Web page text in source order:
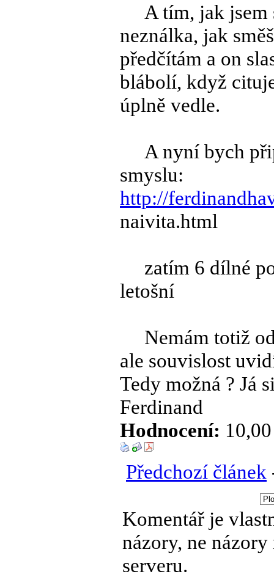
A tím, jak jsem
neználka, jak
předčítám a on
blábolí, když
úplně vedle.
A nyní bych
smyslu:
http://
naivita.html
zatím 6 dílné
letošní
Nemám totiž
ale souvislost
Tedy možná ? Já
Ferdinand
Hodnocení:
Předchozí článek
Komentář je
názory, ne
serveru.